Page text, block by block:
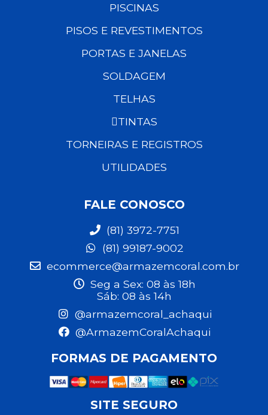
PISCINAS
PISOS E REVESTIMENTOS
PORTAS E JANELAS
SOLDAGEM
TELHAS
TINTAS
TORNEIRAS E REGISTROS
UTILIDADES
FALE CONOSCO
(81) 3972-7751
(81) 99187-9002
ecommerce@armazemcoral.com.br
Seg a Sex: 08 às 18h
Sáb: 08 às 14h
@armazemcoral_achaqui
@ArmazemCoralAchaqui
FORMAS DE PAGAMENTO
SITE SEGURO